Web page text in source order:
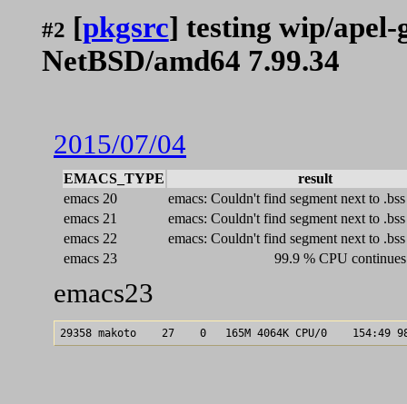
#2 [pkgsrc] testing wip/apel-
NetBSD/amd64 7.99.34
2015/07/04
EMACS_TYPE
result
emacs 20
emacs: Couldn't find segment next to
emacs 21
emacs: Couldn't find segment next to
emacs 22
emacs: Couldn't find segment next to
emacs 23
99.9 % CPU continues
emacs23